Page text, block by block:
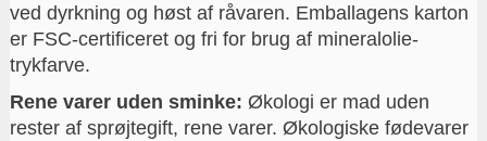
ved dyrkning og høst af råvaren. Emballagens karton
er FSC-certificeret og fri for brug af mineralolie-
trykfarve.
Rene varer uden sminke: Økologi er mad uden
rester af sprøjtegift, rene varer. Økologiske fødevarer